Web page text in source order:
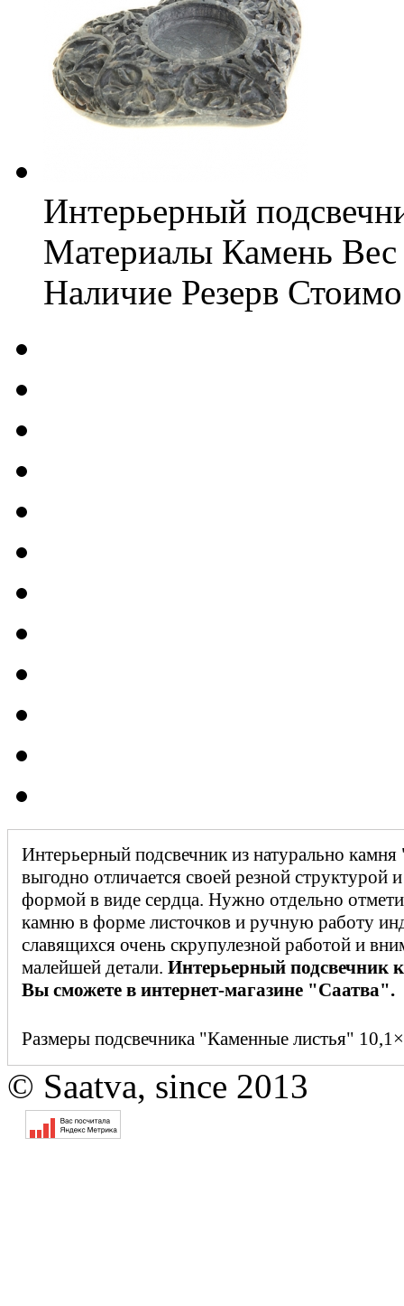
Интерьерный
Материалы Камень Вес
Наличие Резерв
Интерьерный подсвечник из натурально
выгодно отличается своей резной структурой
формой в виде сердца. Нужно отдельно
камню в форме листочков и ручную работу
славящихся очень скрупулезной работой и
малейшей детали. Интерьерный подсвечник
Вы сможете в интернет-магазине "Саатва".
Размеры подсвечника "Каменные листья"
© Saatva, since 2013